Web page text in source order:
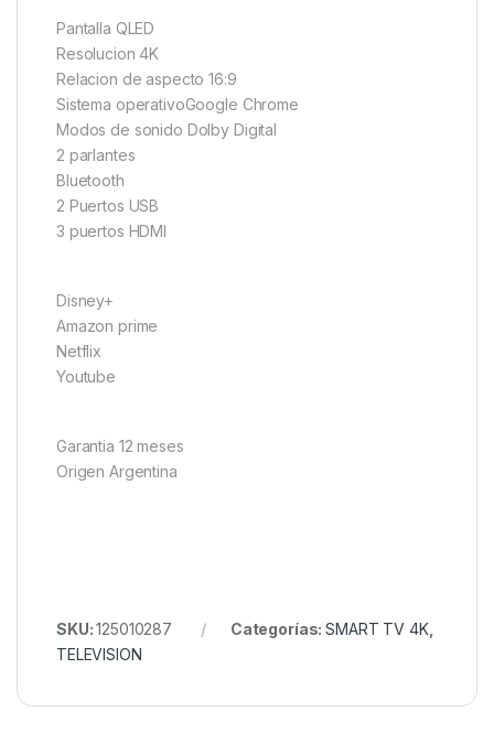
Pantalla QLED
Resolucion 4K
Relacion de aspecto 16:9
Sistema operativoGoogle Chrome
Modos de sonido Dolby Digital
2 parlantes
Bluetooth
2 Puertos USB
3 puertos HDMI
Disney+
Amazon prime
Netflix
Youtube
Garantia 12 meses
Origen Argentina
SKU:125010287 Categorías:SMART TV 4K,
TELEVISION